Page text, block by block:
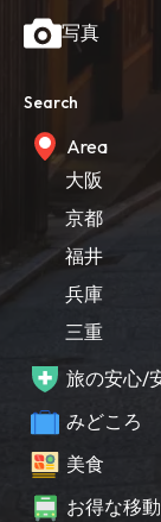
写真
Search
Area
大阪
京都
福井
兵庫
三重
旅の安心/
みどころ
美食
お得な移